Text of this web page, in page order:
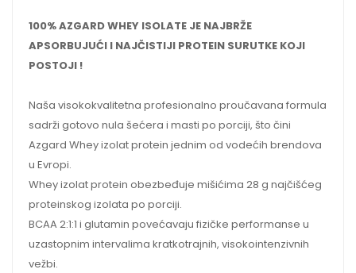
100% AZGARD WHEY ISOLATE JE NAJBRŽE
APSORBUJUĆI I NAJČISTIJI PROTEIN SURUTKE KOJI
POSTOJI !
Naša visokokvalitetna profesionalno proučavana formula
sadrži gotovo nula šećera i masti po porciji, što čini
Azgard Whey izolat protein jednim od vodećih brendova
u Evropi.
Whey izolat protein obezbeđuje mišićima 28 g najčišćeg
proteinskog izolata po porciji.
BCAA 2:1:1 i glutamin povećavaju fizičke performanse u
uzastopnim intervalima kratkotrajnih, visokointenzivnih
vežbi.